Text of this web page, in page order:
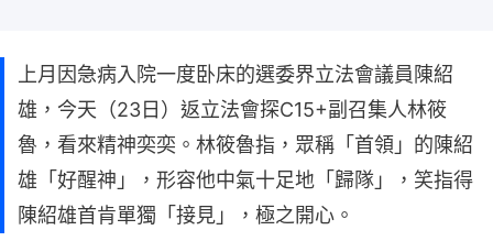
上月因急病入院一度卧床的選委界立法會議員陳紹
雄，今天（23日）返立法會探C15+副召集人林筱
魯，看來精神奕奕。林筱魯指，眾稱「首領」的陳紹
雄「好醒神」，形容他中氣十足地「歸隊」，笑指得
陳紹雄首肯單獨「接見」，極之開心。